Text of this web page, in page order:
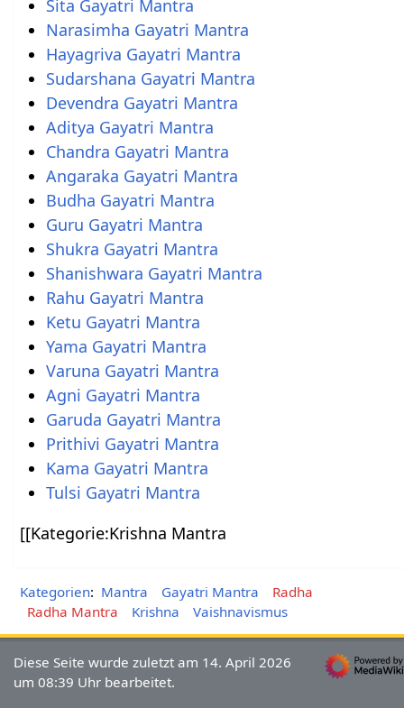
Sita Gayatri Mantra
Narasimha Gayatri Mantra
Hayagriva Gayatri Mantra
Sudarshana Gayatri Mantra
Devendra Gayatri Mantra
Aditya Gayatri Mantra
Chandra Gayatri Mantra
Angaraka Gayatri Mantra
Budha Gayatri Mantra
Guru Gayatri Mantra
Shukra Gayatri Mantra
Shanishwara Gayatri Mantra
Rahu Gayatri Mantra
Ketu Gayatri Mantra
Yama Gayatri Mantra
Varuna Gayatri Mantra
Agni Gayatri Mantra
Garuda Gayatri Mantra
Prithivi Gayatri Mantra
Kama Gayatri Mantra
Tulsi Gayatri Mantra
[[Kategorie:Krishna Mantra
Kategorien: Mantra Gayatri Mantra
Radha
Radha Mantra
Krishna Vaishnavismus
Diese Seite wurde zuletzt am 14. April 2026
um 08:39 Uhr bearbeitet.